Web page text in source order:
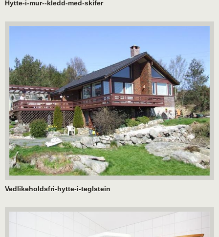
Hytte-i-mur--kledd-med-skifer
Vedlikeholdsfri-hytte-i-teglstein